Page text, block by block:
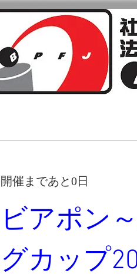
開催まであと0日
ビアポン
グカップ